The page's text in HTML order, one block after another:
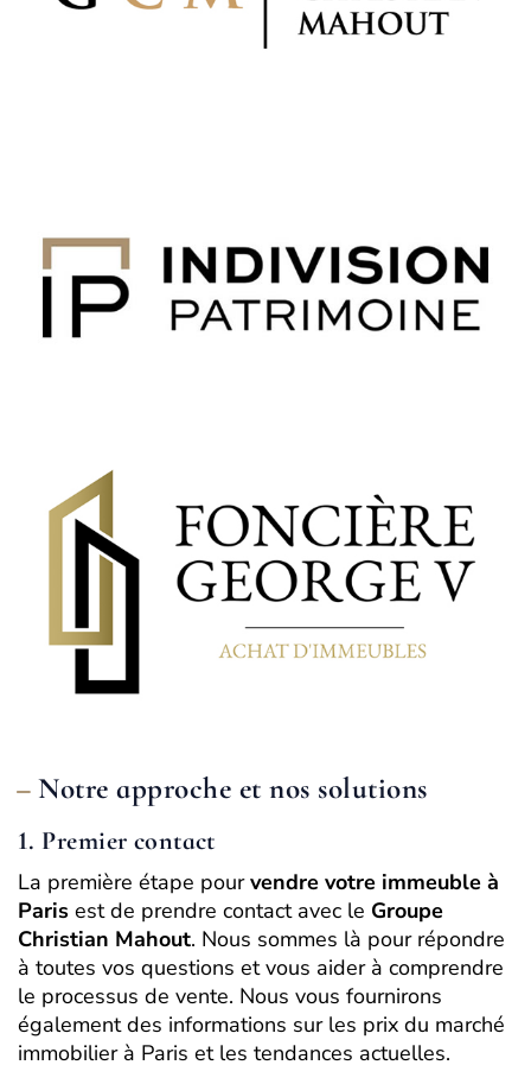
Notre approche et nos solutions
1. Premier contact
La première étape pourvendre votre immeuble à
Paris est de prendre contact avec le Groupe
Christian Mahout. Nous sommes là pour répondre
à toutes vos questions et vous aider à comprendre
le processus de vente. Nous vous fournirons
également des informations sur les prix du marché
immobilier à Paris et les tendances actuelles.